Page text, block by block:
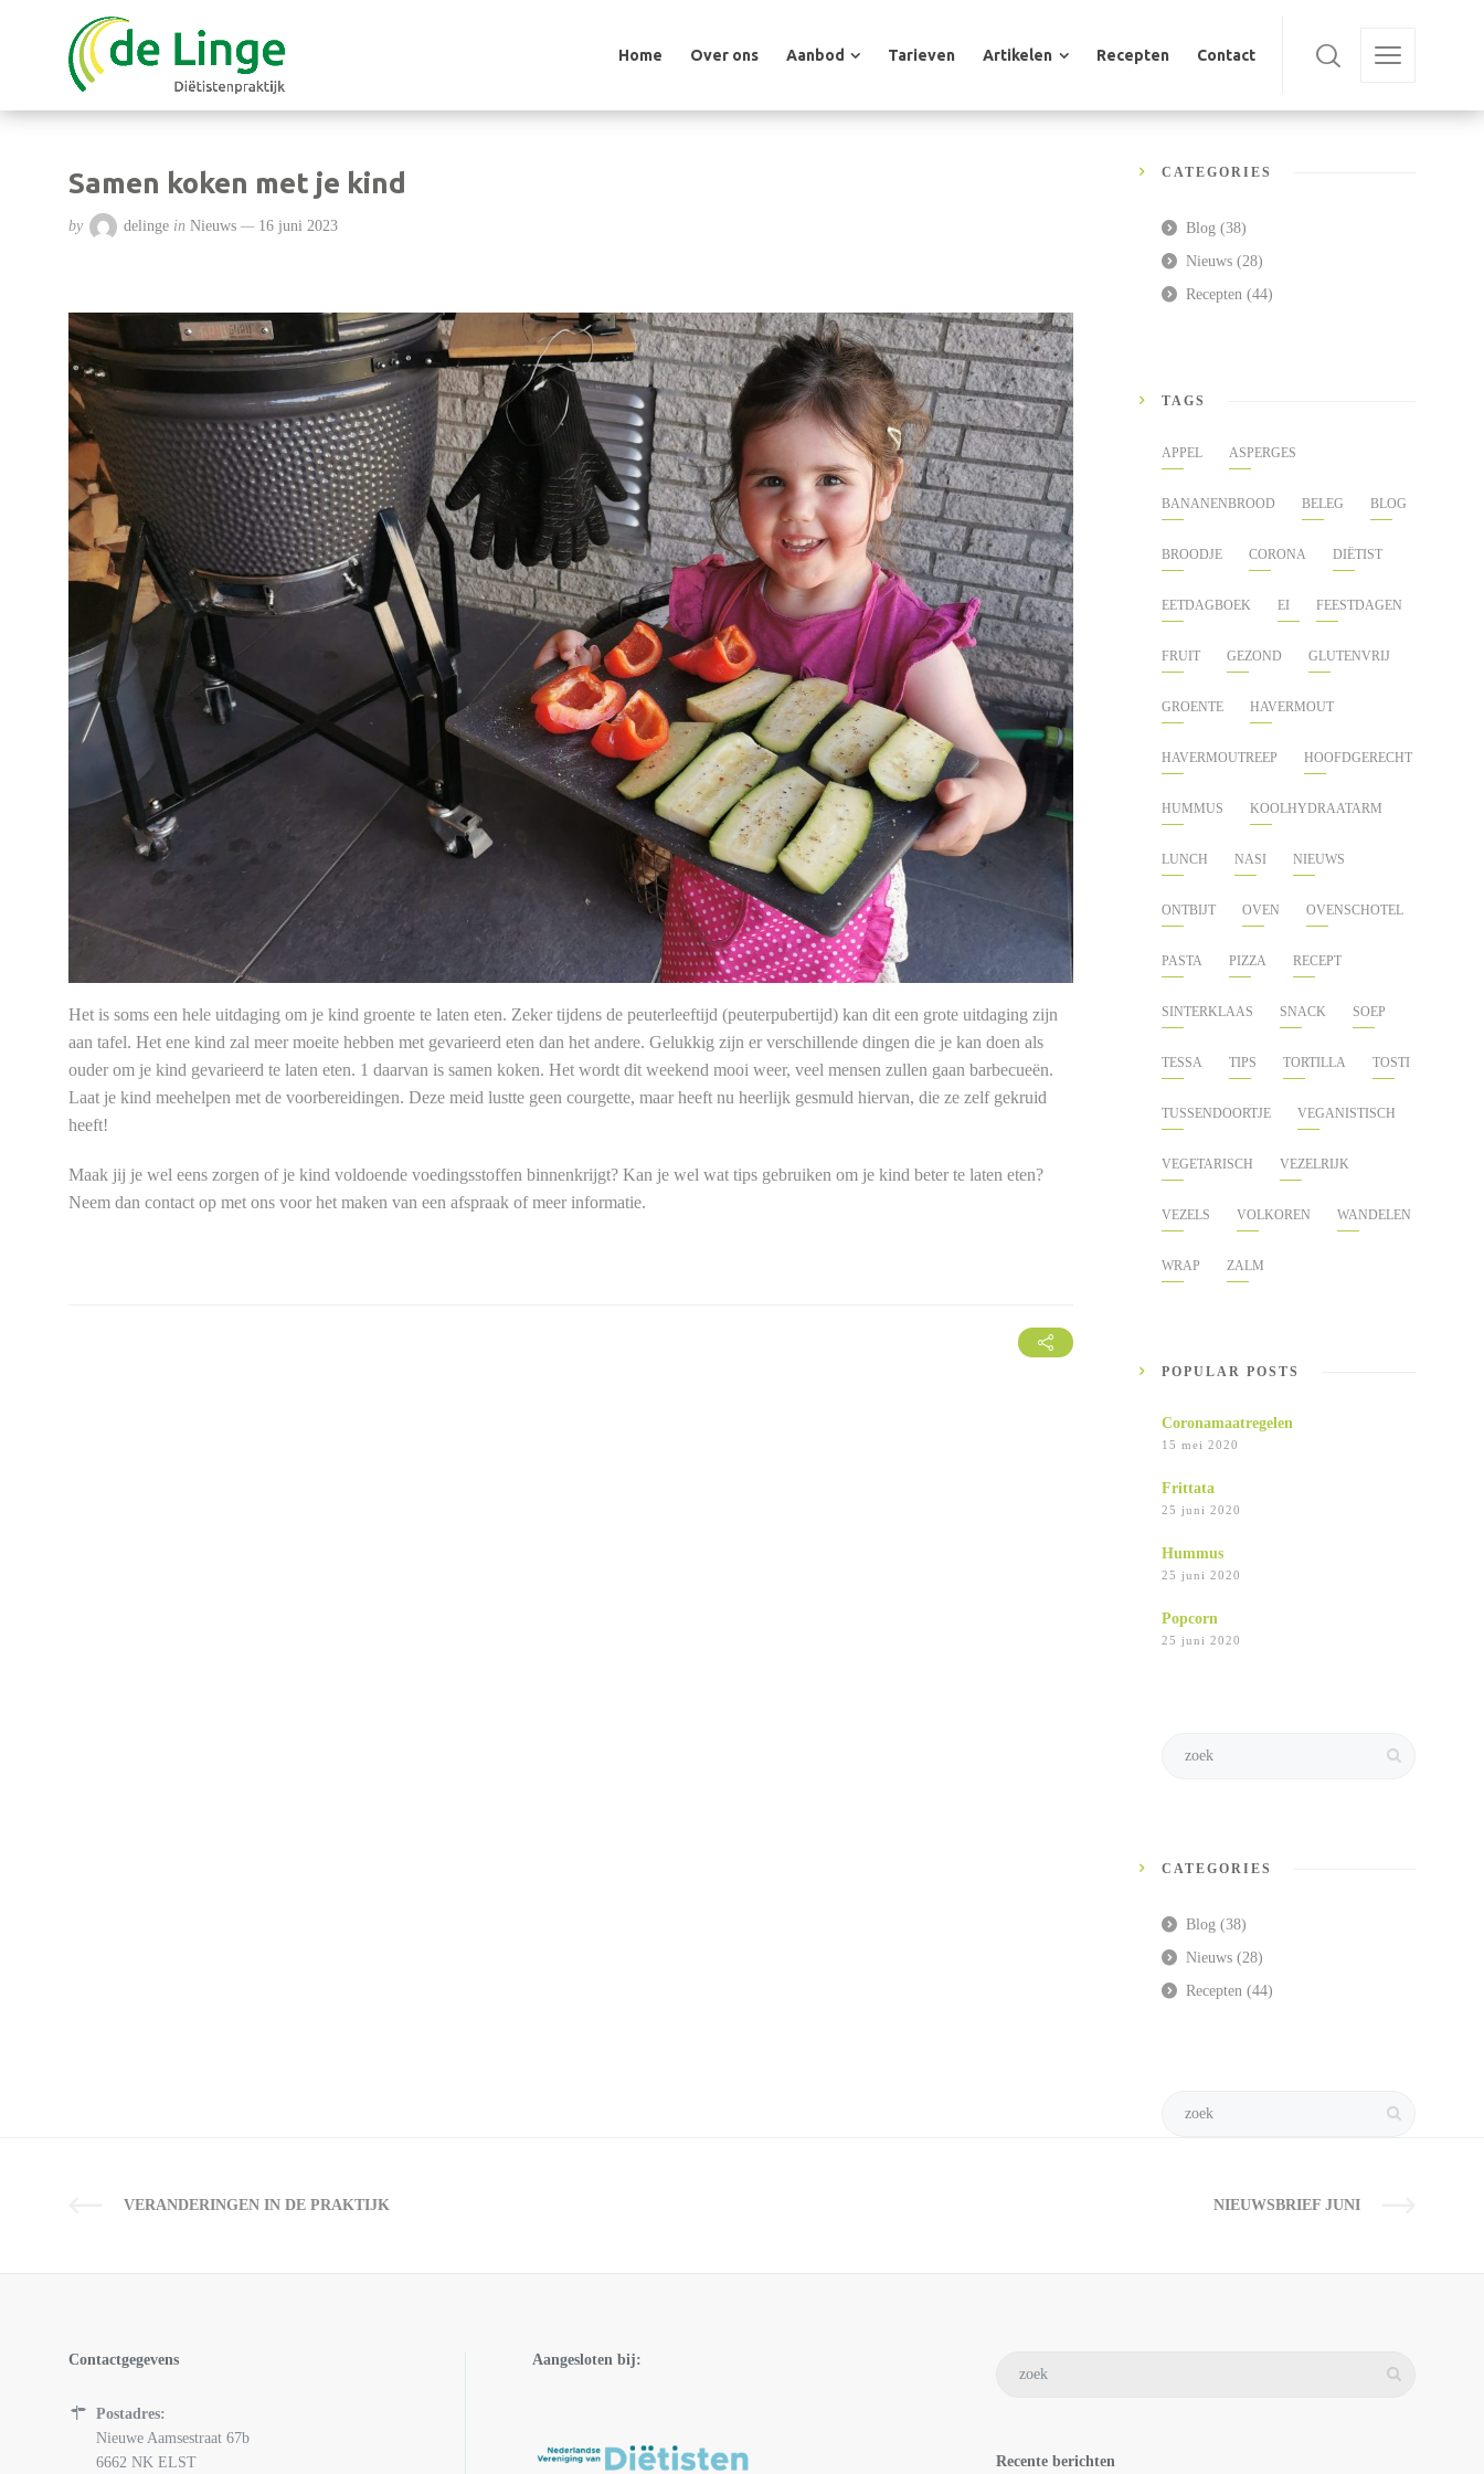
Home Over ons Aanbod Tarieven Artikelen Recepten Contact
Samen koken met je kind
by delinge in Nieuws 16 juni 2023
Het is soms een hele uitdaging om je kind groente te laten eten. Zeker tijdens de peuterleeftijd (peuterpubertijd) kan dit een grote uitdaging zijn
aan tafel. Het ene kind zal meer moeite hebben met gevarieerd eten dan het andere. Gelukkig zijn er verschillende dingen die je kan doen als
ouder om je kind gevarieerd te laten eten. 1 daarvan is samen koken. Het wordt dit weekend mooi weer, veel mensen zullen gaan barbecueën.
Laat je kind meehelpen met de voorbereidingen. Deze meid lustte geen courgette, maar heeft nu heerlijk gesmuld hiervan, die ze zelf gekruid
heeft!
Maak jij je wel eens zorgen of je kind voldoende voedingsstoffen binnenkrijgt? Kan je wel wat tips gebruiken om je kind beter te laten eten?
Neem dan contact op met ons voor het maken van een afspraak of meer informatie.
CATEGORIES
Blog (38)
Nieuws (28)
Recepten (44)
TAGS
APPEL ASPERGES
BANANENBROOD BELEG BLOG
BROODJE CORONA DIËTIST
EETDAGBOEK EI FEESTDAGEN
FRUIT GEZOND GLUTENVRIJ
GROENTE HAVERMOUT
HAVERMOUTREEP HOOFDGERECHT
HUMMUS KOOLHYDRAATARM
LUNCH NASI NIEUWS
ONTBIJT OVEN OVENSCHOTEL
PASTA PIZZA RECEPT
SINTERKLAAS SNACK SOEP
TESSA TIPS TORTILLA TOSTI
TUSSENDOORTJE VEGANISTISCH
VEGETARISCH VEZELRIJK
VEZELS VOLKOREN WANDELEN
WRAP ZALM
POPULAR POSTS
Coronamaatregelen
15 mei 2020
Frittata
25 juni 2020
Hummus
25 juni 2020
Popcorn
25 juni 2020
CATEGORIES
Blog (38)
Nieuws (28)
Recepten (44)
VERANDERINGEN IN DE PRAKTIJK NIEUWSBRIEF JUNI
Contactgegevens
Postadres:
Nieuwe Aamsestraat 67b
6662 NK ELST
Aangesloten bij:
Recente berichten